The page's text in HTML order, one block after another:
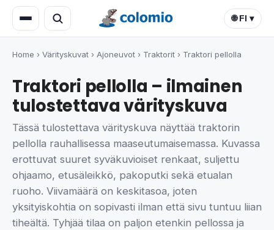
🌐 FI ▾
Home › Värityskuvat › Ajoneuvot › Traktorit › Traktori pellolla
Traktori pellolla – ilmainen
tulostettava värityskuva
Tässä tulostettava värityskuva näyttää traktorin
pellolla rauhallisessa maaseutumaisemassa. Kuvassa
erottuvat suuret syväkuvioiset renkaat, suljettu
ohjaamo, etusäleikkö, pakoputki sekä etualan
ruoho. Viivamäärä on keskitasoa, joten
yksityiskohtia on sopivasti ilman että sivu tuntuu liian
tiheältä. Tyhjää tilaa on paljon etenkin pellossa ja